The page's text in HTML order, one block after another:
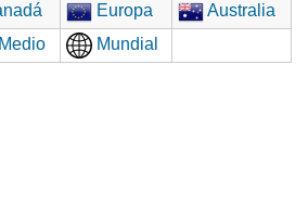
Europa
Australia
Mundial